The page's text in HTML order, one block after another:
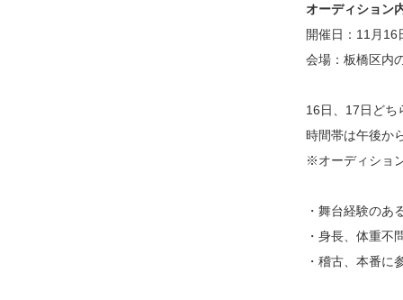
オーディション
開催日：11月16
会場：板橋区内
16日、17日どち
時間帯は午後か
※オーディショ
・舞台経験のあ
・身長、体重不
・稽古、本番に